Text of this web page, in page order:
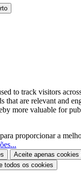
to track visitors
that are relevant and
more valuable for
proporcionar a
Aceite apenas cookies
todos os cookies